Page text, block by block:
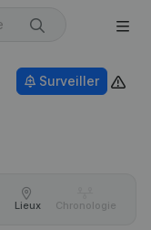
Surveiller
Lieux Chronologie